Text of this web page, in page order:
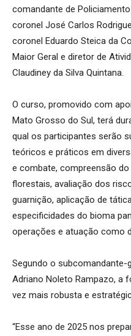
comandante de
coronel José Carlos
coronel Eduardo Steica da
Maior Geral e diretor de
Claudiney da Silva Quintana.
O curso, promovido com
Mato Grosso do Sul, terá
qual os participantes serão
teóricos e práticos em
e combate, compreensão
florestais, avaliação dos
guarnição, aplicação de
especificidades do bioma
operações e atuação como
Segundo o
Adriano Noleto Rampazo, a
vez mais robusta e
“Esse ano de 2025 nos